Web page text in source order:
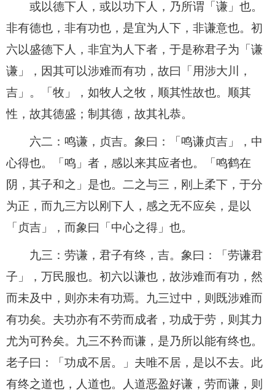
或以德下人，或以功下人，乃所谓「谦」也。
非有德也，非有功也，是宜为人下，非谦意也。初
六以盛德下人，非宜为人下者，于是称君子为「谦
谦」，因其可以涉难而有功，故曰「用涉大川，
吉」。「牧」，如牧人之牧，顺其性故也。顺其
性，故其德盛；制其德，故其礼恭。
六二：鸣谦，贞吉。象曰：「鸣谦贞吉」，中
心得也。「鸣」者，感以来其应者也。「鸣鹤在
阴，其子和之」是也。二之与三，刚上柔下，于分
为正，而九三方以刚下人，感之无不应矣，是以
「贞吉」，而象曰「中心之得」也。
九三：劳谦，君子有终，吉。象曰：「劳谦君
子」，万民服也。初六以谦也，故涉难而有功，然
而未及中，则亦未有功焉。九三过中，则既涉难而
有功矣。夫功亦有不劳而成者，功成于劳，则其力
尤为可矜矣。九三不矜而谦，是乃所以能有终也。
老子曰：「功成不居。」夫唯不居，是以不去。此
有终之道也，人道也。人道恶盈好谦，劳而谦，则